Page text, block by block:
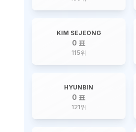
KIM SEJEONG
0 표
115위
HYUNBIN
0 표
121위